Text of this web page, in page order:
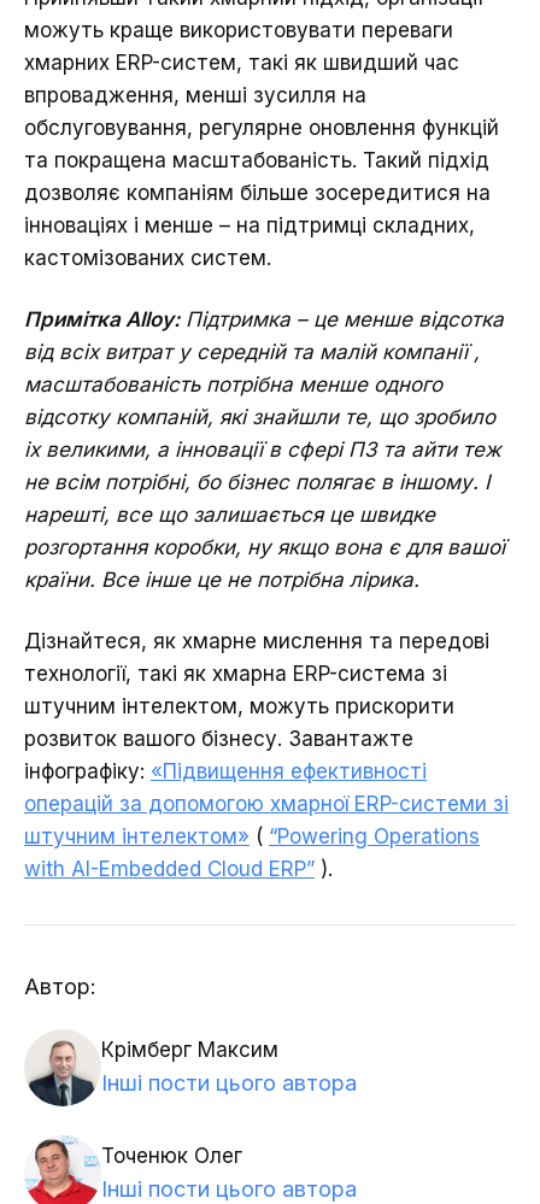
можуть краще використовувати переваги
хмарних ERP-систем, такі як швидший час
впровадження, менші зусилля на
обслуговування, регулярне оновлення функцій
та покращена масштабованість. Такий підхід
дозволяє компаніям більше зосередитися на
інноваціях і менше – на підтримці складних,
кастомізованих систем.
Примітка Alloy: Підтримка – це менше відсотка
від всіх витрат у середній та малій компанії ,
масштабованість потрібна менше одного
відсотку компаній, які знайшли те, що зробило
іх великими, а інновації в сфері ПЗ та айти теж
не всім потрібні, бо бізнес полягає в іншому. І
нарешті, все що залишається це швидке
розгортання коробки, ну якщо вона є для вашої
країни. Все інше це не потрібна лірика.
Дізнайтеся, як хмарне мислення та передові
технології, такі як хмарна ERP-система зі
штучним інтелектом, можуть прискорити
розвиток вашого бізнесу. Завантажте
інфографіку: «Підвищення ефективності
операцій за допомогою хмарної ERP-системи зі
штучним інтелектом» ( “Powering Operations
with AI-Embedded Cloud ERP” ).
Автор:
Крімберг Максим
Інші пости цього автора
Точенюк Олег
Інші пости цього автора